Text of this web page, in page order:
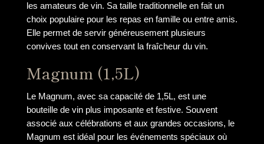
les amateurs de vin. Sa taille traditionnelle en fait un
choix populaire pour les repas en famille ou entre amis.
Elle permet de servir généreusement plusieurs
convives tout en conservant la fraîcheur du vin.
Magnum (1,5L)
Le Magnum, avec sa capacité de 1,5L, est une
bouteille de vin plus imposante et festive. Souvent
associé aux célébrations et aux grandes occasions, le
Magnum est idéal pour les événements spéciaux où